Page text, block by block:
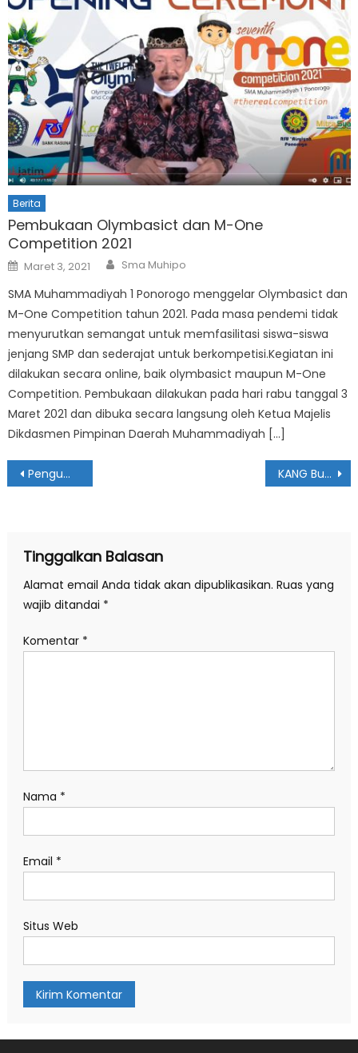
Berita
Pembukaan Olymbasict dan M-One
Competition 2021
Posted
on
Maret 3, 2021 Author
Sma Muhipo
SMA Muhammadiyah 1 Ponorogo menggelar Olymbasict dan
M-One Competition tahun 2021. Pada masa pendemi tidak
menyurutkan semangat untuk memfasilitasi siswa-siswa
jenjang SMP dan sederajat untuk berkompetisi.Kegiatan ini
dilakukan secara online, baik olymbasict maupun M-One
Competition. Pembukaan dilakukan pada hari rabu tanggal 3
Maret 2021 dan dibuka secara langsung oleh Ketua Majelis
Dikdasmen Pimpinan Daerah Muhammadiyah […]
Navigasi
Pengumuman Hasil Seleksi Akhir Tenaga Pengajar SMA MUHIPO Tahun 2024 KANG Bupati SUGIRI SANCOKO Serahkan Piagam Prestasi untuk Qabilah SMA Muhipo
Tinggalkan Balasan
Alamat email Anda tidak akan dipublikasikan. Ruas yang
wajib ditandai *
Komentar *
Nama *
Email *
Situs Web